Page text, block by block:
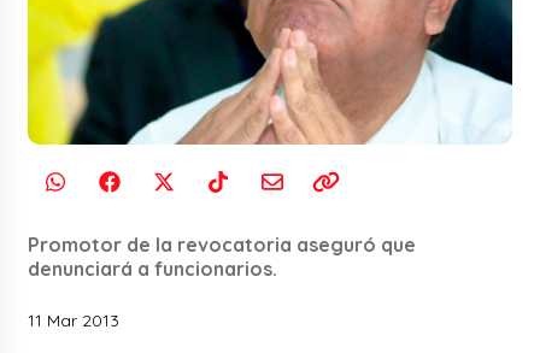
Promotor de la revocatoria aseguró que
denunciará a funcionarios.
11 Mar 2013